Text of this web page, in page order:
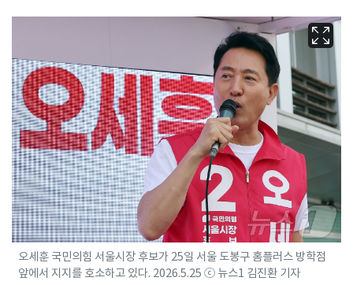
오세훈 국민의힘 서울시장 후보가 25일 서울 도봉구 홈플러스 방학점
앞에서 지지를 호소하고 있다. 2026.5.25 ⓒ 뉴스1 김진환 기자